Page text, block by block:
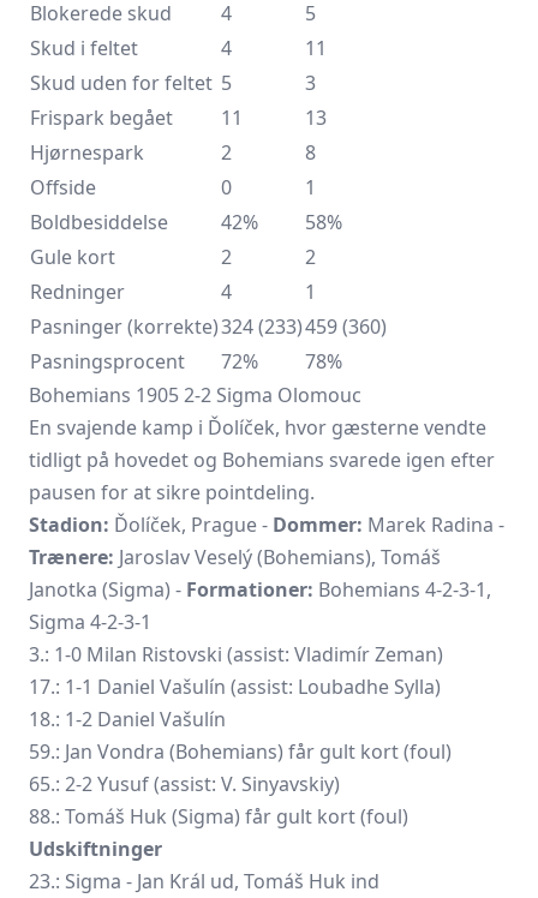
Blokerede skud 4
5
Skud i feltet
4
11
Skud uden for feltet 5
3
Frispark begået
11
13
Hjørnespark
2
8
Offside
0
1
Boldbesiddelse
42%
58%
Gule kort
2
2
Redninger
4
1
Pasninger (korrekte)324 (233)459 (360)
Pasningsprocent
72%
78%
Bohemians 1905 2-2 Sigma Olomouc
En svajende kamp i Ďolíček, hvor gæsterne vendte
tidligt på hovedet og Bohemians svarede igen efter
pausen for at sikre pointdeling.
Stadion: Ďolíček, Prague - Dommer: Marek Radina -
Trænere: Jaroslav Veselý (Bohemians), Tomáš
Janotka (Sigma) - Formationer: Bohemians 4-2-3-1,
Sigma 4-2-3-1
3.: 1-0 Milan Ristovski (assist: Vladimír Zeman)
17.: 1-1 Daniel Vašulín (assist: Loubadhe Sylla)
18.: 1-2 Daniel Vašulín
59.: Jan Vondra (Bohemians) får gult kort (foul)
65.: 2-2 Yusuf (assist: V. Sinyavskiy)
88.: Tomáš Huk (Sigma) får gult kort (foul)
Udskiftninger
23.: Sigma - Jan Král ud, Tomáš Huk ind